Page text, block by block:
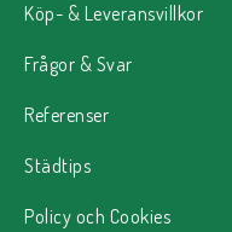
Köp- & Leveransvillkor
Frågor & Svar
Referenser
Städtips
Policy och Cookies